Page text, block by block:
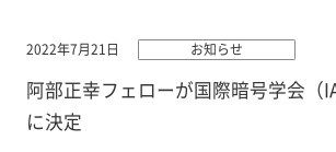
2022年7月21日 お知らせ
阿部正幸フェローが国際暗号学会（
に決定